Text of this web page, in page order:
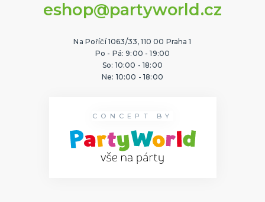
eshop@partyworld.cz
Na Poříčí 1063/33, 110 00 Praha 1
Po - Pá: 9:00 - 19:00
So: 10:00 - 18:00
Ne: 10:00 - 18:00
CONCEPT BY